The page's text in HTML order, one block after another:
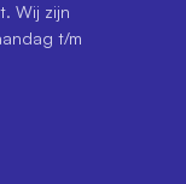
Wij zijn
t/m